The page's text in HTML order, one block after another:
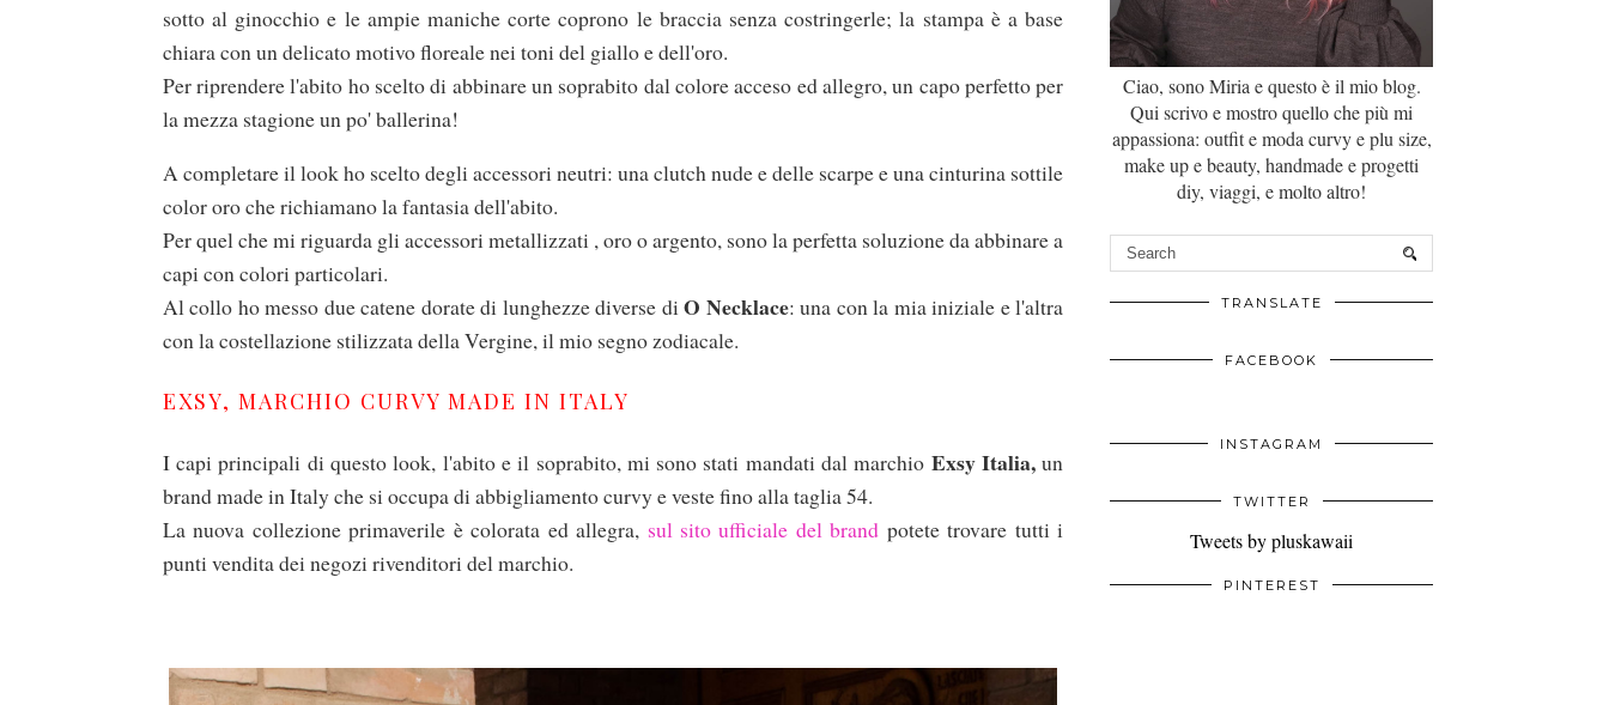
sotto al ginocchio e le ampie maniche corte coprono le braccia senza costringerle; la stampa è a base
chiara con un delicato motivo floreale nei toni del giallo e dell'oro.
Per riprendere l'abito ho scelto di abbinare un soprabito dal colore acceso ed allegro, un capo perfetto per
la mezza stagione un po' ballerina!
A completare il look ho scelto degli accessori neutri: una clutch nude e delle scarpe e una cinturina sottile
color oro che richiamano la fantasia dell'abito.
Per quel che mi riguarda gli accessori metallizzati , oro o argento, sono la perfetta soluzione da abbinare a
capi con colori particolari.
Al collo ho messo due catene dorate di lunghezze diverse diO Necklace: una con la mia iniziale e l'altra
con la costellazione stilizzata della Vergine, il mio segno zodiacale.
EXSY, MARCHIO CURVY MADE IN ITALY
I capi principali di questo look, l'abito e il soprabito, mi sono stati mandati dal marchio Exsy Italia,un
brand made in Italy che si occupa di abbigliamento curvy e veste fino alla taglia 54.
La nuova collezione primaverile è colorata ed allegra, sul sito ufficiale del brand potete trovare tutti i
punti vendita dei negozi rivenditori del marchio.
Ciao, sono Miria e questo è il mio blog.
Qui scrivo e mostro quello che più mi
appassiona: outfit e moda curvy e plu size,
make up e beauty, handmade e progetti
diy, viaggi, e molto altro!
TRANSLATE
FACEBOOK
INSTAGRAM
TWITTER
Tweets by pluskawaii
PINTEREST